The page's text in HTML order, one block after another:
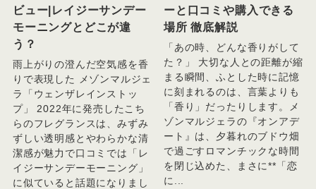
ビュー|レイジーサンデー
モーニングとどこが違
う？
雨上がりの澄んだ空気感を香
りで表現した メゾンマルジェ
ラ「ウェンザレインストッ
プ」 2022年に発売したこち
らのフレグランスは、みずみ
ずしい透明感とやわらかな清
潔感が魅力で口コミでは「レ
イジーサンデーモーニング」
に似ていると話題になりまし
ーと口コミや購入できる
場所 徹底解説
「あの時、どんな香りがして
た？」 大切な人との距離が縮
まる瞬間、ふとした時に記憶
に刻まれるのは、言葉よりも
「香り」だったりします。メ
ゾンマルジェラの『オンアデ
ート』は、夕暮れのブドウ畑
で過ごすロマンチックな時間
を閉じ込めた、まさに**「恋
に...